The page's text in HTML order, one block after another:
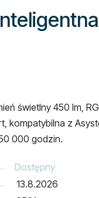
świetlny 450 lm,
kompatybilna z
000 godzin.
Dostępny
13.8.2026